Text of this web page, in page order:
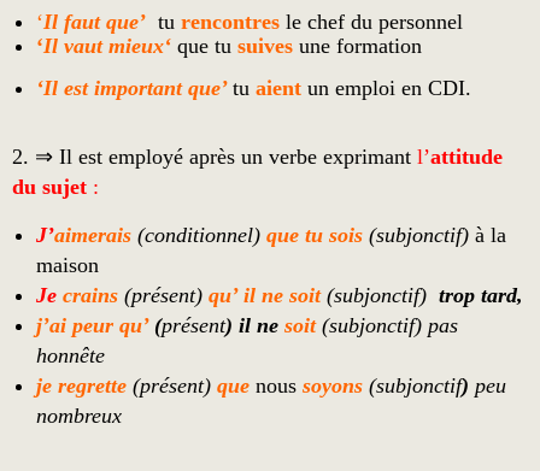
‘Il faut que’ tu rencontres le chef du personnel
‘Il vaut mieux‘ que tu suives une formation
‘Il est important que’ tu aient un emploi en CDI.
2. ⇒ Il est employé après un verbe exprimant l’attitude
du sujet :
J’aimerais (conditionnel) que tu sois (subjonctif) à la
maison
Je crains (présent) qu’ il ne soit (subjonctif) trop tard,
j’ai peur qu’ (présent) il ne soit (subjonctif) pas
honnête
je regrette (présent) que nous soyons (subjonctif) peu
nombreux